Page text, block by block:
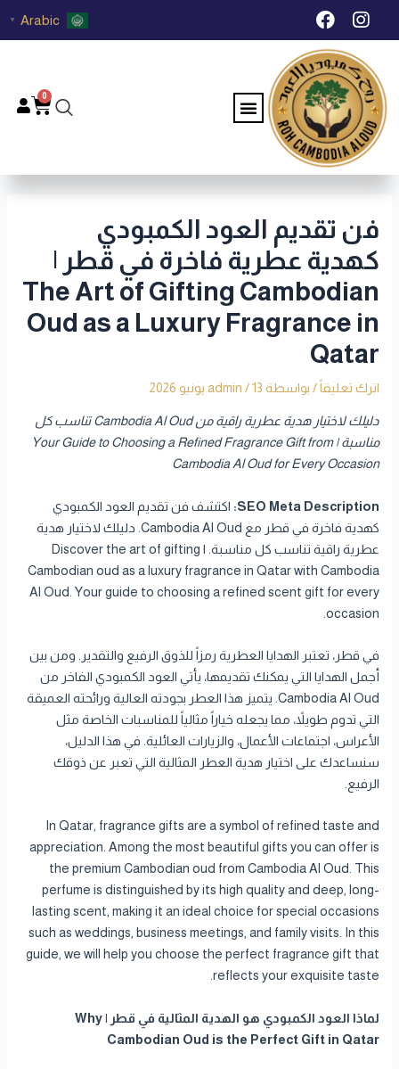
تخطي I
n
s
t
a
g
r
a
m
F
a
c
e
b
o
o
k
Arabic
▼
Menu
0
فن تقديم العود الكمبودي
كهدية عطرية فاخرة في قطر |
The Art of Gifting Cambodian
Oud as a Luxury Fragrance in
Qatar
اترك تعليقاً / بواسطة admin /13 يونيو 2026
دليلك لاختيار هدية عطرية راقية من Cambodia Al Oud تناسب كل
مناسبة | Your Guide to Choosing a Refined Fragrance Gift from
Cambodia Al Oud for Every Occasion
SEO Meta Description: اكتشف فن تقديم العود الكمبودي
كهدية فاخرة في قطر مع Cambodia Al Oud. دليلك لاختيار هدية
عطرية راقية تناسب كل مناسبة. | Discover the art of gifting
Cambodian oud as a luxury fragrance in Qatar with Cambodia
Al Oud. Your guide to choosing a refined scent gift for every
occasion.
في قطر، تعتبر الهدايا العطرية رمزاً للذوق الرفيع والتقدير. ومن بين
أجمل الهدايا التي يمكنك تقديمها، يأتي العود الكمبودي الفاخر من
Cambodia Al Oud. يتميز هذا العطر بجودته العالية ورائحته العميقة
التي تدوم طويلاً، مما يجعله خياراً مثالياً للمناسبات الخاصة مثل
الأعراس، اجتماعات الأعمال، والزيارات العائلية. في هذا الدليل،
سنساعدك على اختيار هدية العطر المثالية التي تعبر عن ذوقك
الرفيع.
In Qatar, fragrance gifts are a symbol of refined taste and
appreciation. Among the most beautiful gifts you can offer is
the premium Cambodian oud from Cambodia Al Oud. This
perfume is distinguished by its high quality and deep, long-
lasting scent, making it an ideal choice for special occasions
such as weddings, business meetings, and family visits. In this
guide, we will help you choose the perfect fragrance gift that
reflects your exquisite taste.
لماذا العود الكمبودي هو الهدية المثالية في قطر | Why
Cambodian Oud is the Perfect Gift in Qatar
Post
navigation